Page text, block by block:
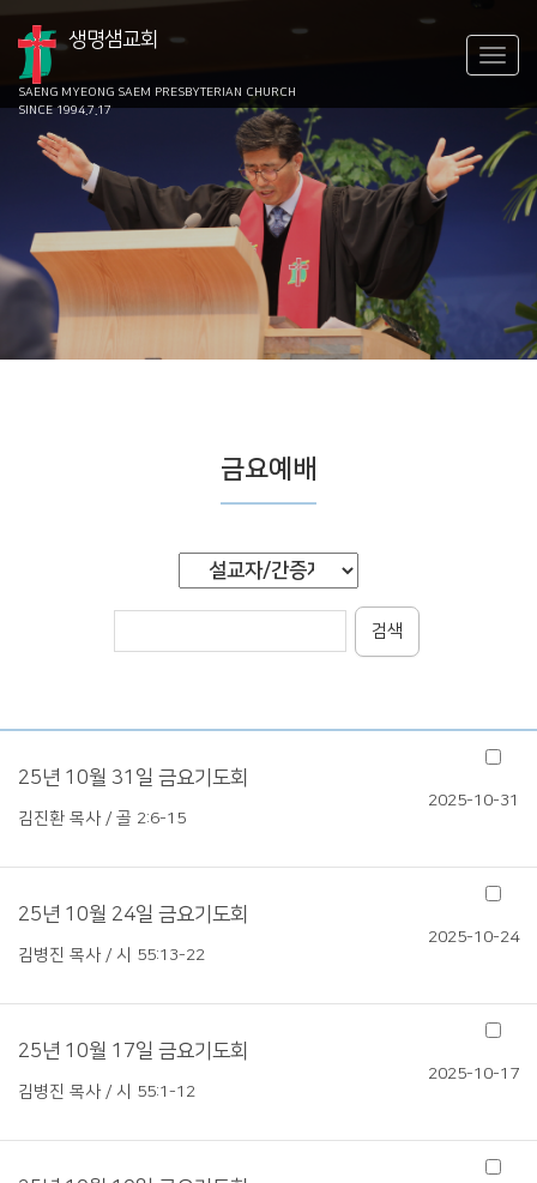
생명샘교회
SAENG MYEONG SAEM PRESBYTERIAN CHURCH
SINCE 1994.7.17
금요예배
검색
25년 10월 31일 금요기도회
김진환 목사 / 골 2:6-15
2025-10-31
25년 10월 24일 금요기도회
김병진 목사 / 시 55:13-22
2025-10-24
25년 10월 17일 금요기도회
김병진 목사 / 시 55:1-12
2025-10-17